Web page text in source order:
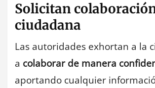
Solicitan
ciudadana
Las autoridades exhortan a la
a colaborar de manera
aportando cualquier